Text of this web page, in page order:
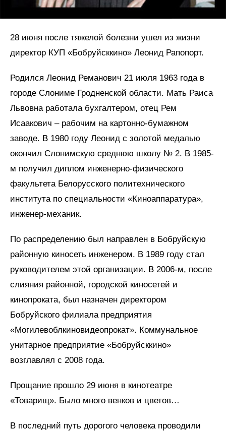
28 июня после тяжелой болезни ушел из жизни
директор КУП «Бобруйсккино» Леонид Рапопорт.
Родился Леонид Реманович 21 июля 1963 года в
городе Слониме Гродненской области. Мать Раиса
Львовна работала бухгалтером, отец Рем
Исаакович – рабочим на картонно-бумажном
заводе. В 1980 году Леонид с золотой медалью
окончил Слонимскую среднюю школу № 2. В 1985-
м получил диплом инженерно-физического
факультета Белорусского политехнического
института по специальности «Киноаппаратура»,
инженер-механик.
По распределению был направлен в Бобруйскую
районную киносеть инженером. В 1989 году стал
руководителем этой организации. В 2006-м, после
слияния районной, городской киносетей и
кинопроката, был назначен директором
Бобруйского филиала предприятия
«Могилевоблкиновидеопрокат». Коммунальное
унитарное предприятие «Бобруйсккино»
возглавлял с 2008 года.
Прощание прошло 29 июня в кинотеатре
«Товарищ». Было много венков и цветов…
В последний путь дорогого человека проводили